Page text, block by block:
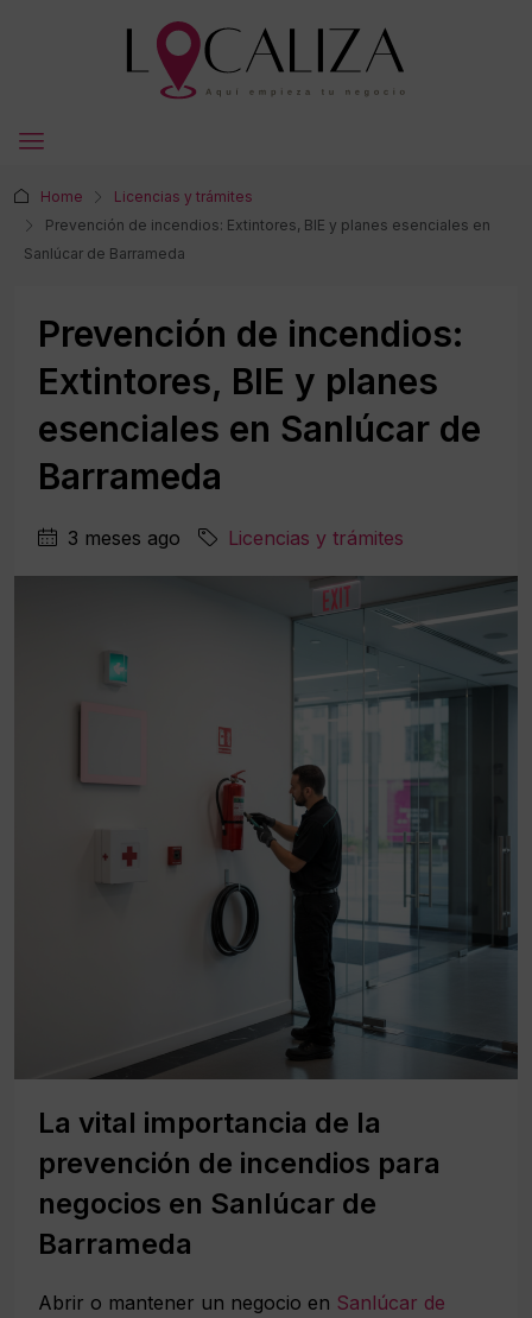
Home
Licencias y trámites
Prevención de incendios: Extintores, BIE y planes esenciales en
Sanlúcar de Barrameda
Prevención de incendios:
Extintores, BIE y planes
esenciales en Sanlúcar de
Barrameda
3 meses ago Licencias y trámites
La vital importancia de la
prevención de incendios para
negocios en Sanlúcar de
Barrameda
Abrir o mantener un negocio en Sanlúcar de